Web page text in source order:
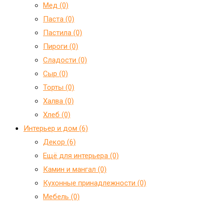
Мед (0)
Паста (0)
Пастила (0)
Пироги (0)
Сладости (0)
Сыр (0)
Торты (0)
Халва (0)
Хлеб (0)
Интерьер и дом (6)
Декор (6)
Ещё для интерьера (0)
Камин и мангал (0)
Кухонные принадлежности (0)
Мебель (0)